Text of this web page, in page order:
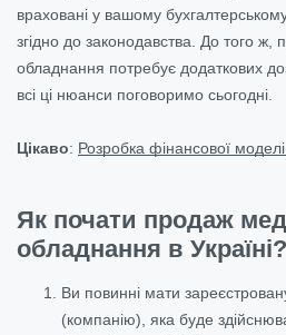
враховані у вашому
згідно до законодавства. До того ж,
обладнання потребує додаткових
всі ці нюанси поговоримо сьогодні.
Цікаво: Розробка фінансової моделі
Як почати продаж
обладнання в Україні?
Ви повинні мати
(компанію), яка буде